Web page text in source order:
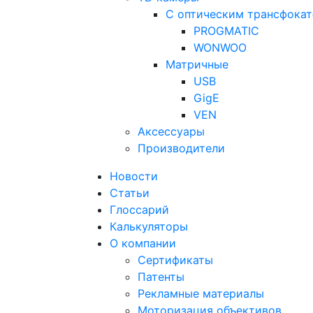
С оптическим
PROGMATIC
WONWOO
Матричные
USB
GigE
VEN
Аксессуары
Производители
Новости
Статьи
Глоссарий
Калькуляторы
О компании
Сертификаты
Патенты
Рекламные материалы
Моторизация объективов